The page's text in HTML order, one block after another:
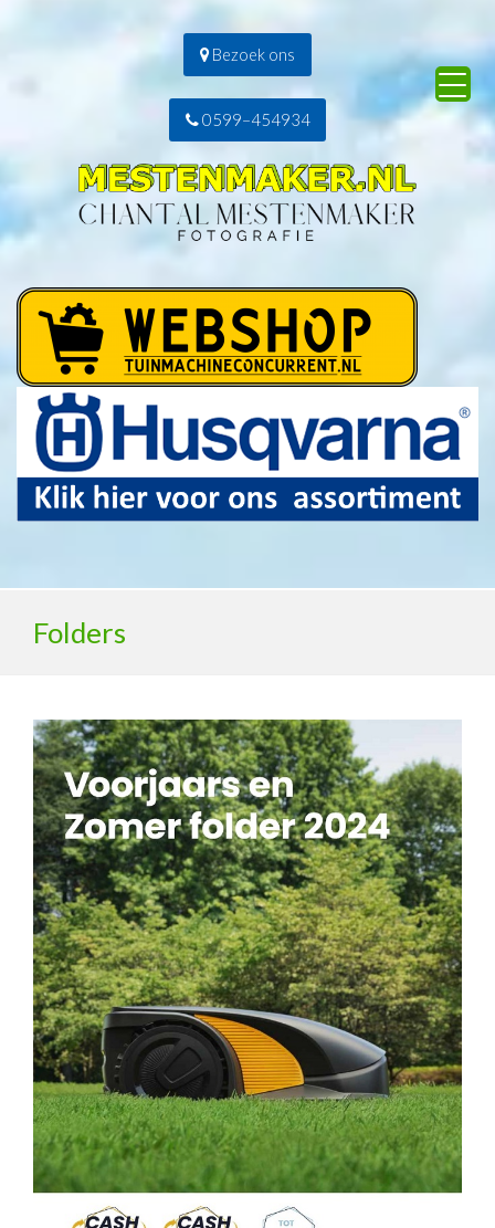
Bezoek ons
0599–454934
Folders